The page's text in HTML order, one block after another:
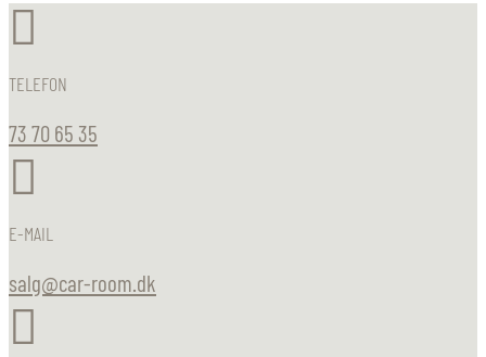

TELEFON
73 70 65 35

E-MAIL
salg@car-room.dk
